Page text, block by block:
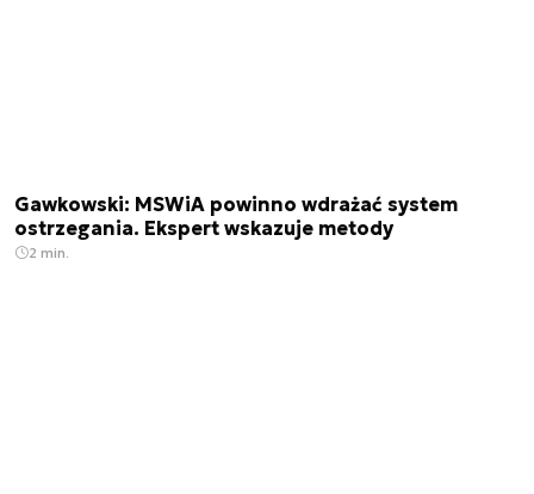
Gawkowski: MSWiA powinno wdrażać system
ostrzegania. Ekspert wskazuje metody
2 min.